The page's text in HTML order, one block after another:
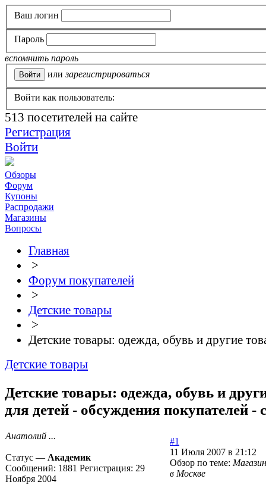
Ваш логин
Пароль
вспомнить пароль
или зарегистрироваться
Войти как пользователь:
513 посетителей на сайте
Регистрация
Войти
Обзоры
Форум
Купоны
Распродажи
Магазины
Вопросы
Главная
>
Форум покупателей
>
Детские товары
>
Детские товары: одежда, обувь и другие
Детские товары
Детские товары: одежда, обувь и
для детей - обсуждения покупателей -
Анатолий ...
Статус — Академик
Сообщений: 1881 Регистрация: 29
Ноября 2004
#1
11 Июля 2007 в 21:12
Обзор по теме:
в Москве